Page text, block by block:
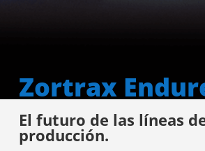
Zortrax
El futuro de las líneas
producción.